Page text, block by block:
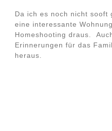
Da ich es noch nicht sooft
eine interessante
Homeshooting draus.
Erinnerungen für das
heraus.